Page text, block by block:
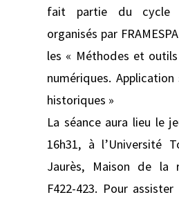
fait partie du cycle
organisés par
les « Méthodes et
numériques.
historiques »
La séance aura lieu le
16h31, à l’Université
Jaurès, Maison de la
F422-423. Pour